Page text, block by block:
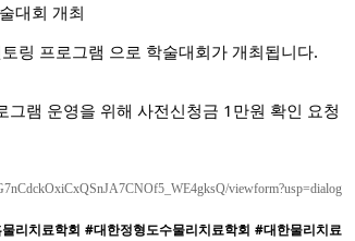
대회 개최
링 프로그램 으로 학술대회가 개최됩니다.
램 운영을 위해 사전신청금 1만원 확인 요청
viewform?usp=dialog
리치료학회 #대한정형도수물리치료학회 #대한물리치료